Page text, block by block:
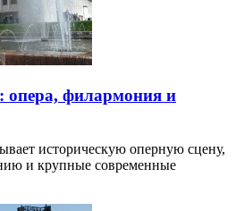
филармония и
историческую оперную сцену,
и крупные современные